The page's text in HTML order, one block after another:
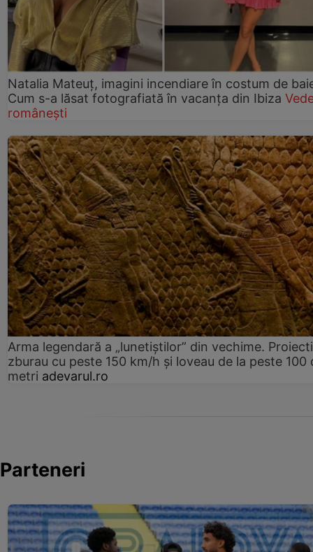
Natalia Mateuț, imagini incendiare în costum de
Cum s-a lăsat fotografiată în vacanța din Ibiza
românești
Arma legendară a „lunetiștilor” din vechime.
zburau cu peste 150 km/h și loveau de la peste 100
metri adevarul.ro
Parteneri